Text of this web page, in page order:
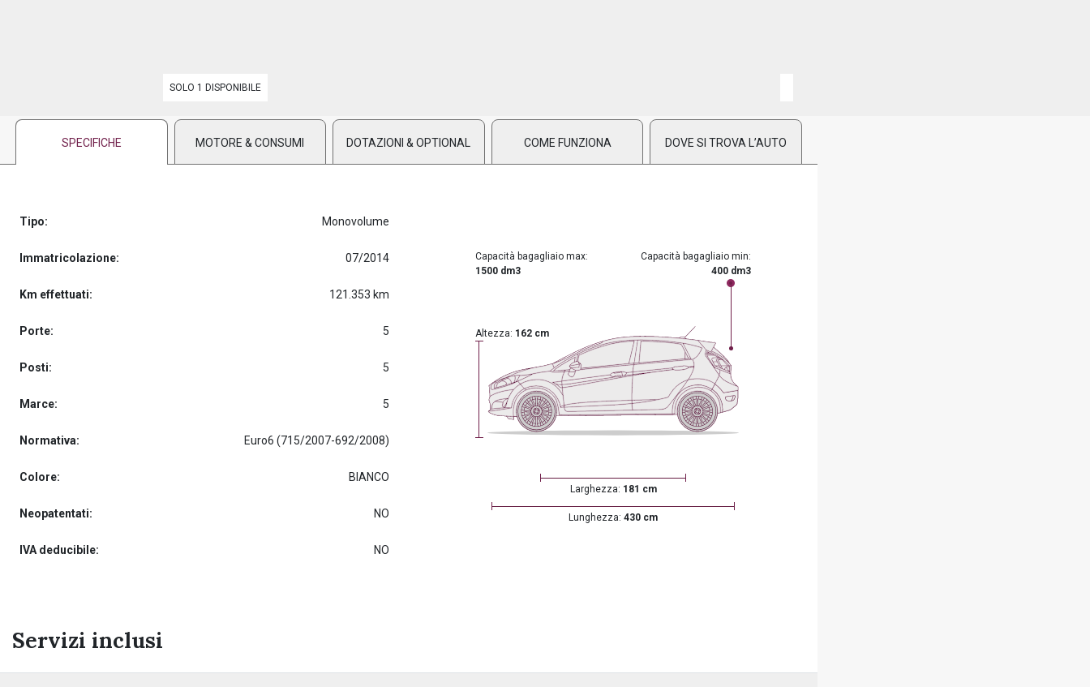
SOLO 1 DISPONIBILE
SPECIFICHE MOTORE & CONSUMI DOTAZIONI & OPTIONAL COME FUNZIONA DOVE SI TROVA L’AUTO
Tipo: Monovolume
Immatricolazione: 07/2014
Km effettuati: 121.353 km
Porte: 5
Posti: 5
Marce: 5
Normativa: Euro6 (715/2007-692/2008)
Colore: BIANCO
Neopatentati: NO
IVA deducibile: NO
Capacità bagagliaio max:
1500 dm3
Capacità bagagliaio min:
400 dm3
Altezza: 162 cm
Larghezza: 181 cm
Lunghezza: 430 cm
Servizi inclusi